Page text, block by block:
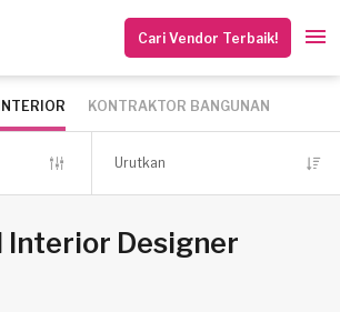
Cari Vendor Terbaik!
INTERIOR KONTRAKTOR BANGUNAN
Urutkan
Interior Designer